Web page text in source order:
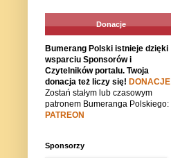
Donacje
Bumerang Polski istnieje dzięki
wsparciu Sponsorów i
Czytelników portalu. Twoja
donacja też liczy się! DONACJE
Zostań stałym lub czasowym
patronem Bumeranga Polskiego:
PATREON
Sponsorzy